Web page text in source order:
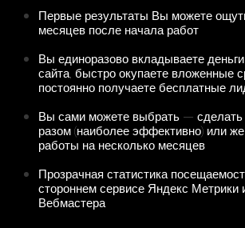
Первые результаты Вы можете
месяцев после начала работ
Вы единоразово вкладываете
сайта, быстро окупаете вложенные
постоянно получаете бесплатные
Вы сами можете выбрать — сделать
разом (наиболее эффективно) или
работы на несколько месяцев
Прозрачная статистика
стороннем сервисе Яндекс Метрики
Вебмастера